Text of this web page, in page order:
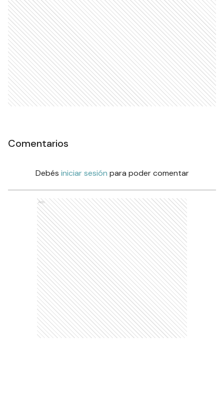
Comentarios
Debés iniciar sesión para poder comentar
Ads